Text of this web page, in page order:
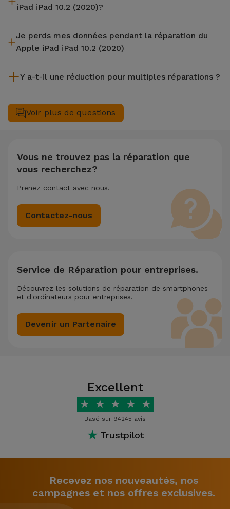
iPad iPad 10.2 (2020)?
l'écran, sont effectuées en environ 20 à 30 minutes.
Je perds mes données pendant la réparation du
Apple iPad iPad 10.2 (2020)
il est toujours recommandé de faire une sauvegarde. La page
des fichiers.
Y a-t-il une réduction pour multiples réparations ?
complète de votre équipement. Si votre Apple iPad iPad 10.2
(2020) nécessite deux ou plusieurs interventions techniques
Voir plus de questions
Vous ne trouvez pas la réparation que
vous recherchez?
Prenez contact avec nous.
Contactez-nous
Service de Réparation pour entreprises.
Découvrez les solutions de réparation de smartphones
et d'ordinateurs pour entreprises.
Devenir un Partenaire
Excellent
★ ★ ★ ★ ★
Basé sur 94245 avis
★ Trustpilot
Recevez nos nouveautés, nos
campagnes et nos offres exclusives.